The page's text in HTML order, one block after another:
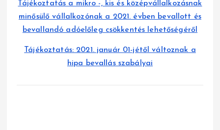
Tájékoztatás a mikro -, kis és középvállalkozásnak
minősülő vállalkozónak a 2021. évben bevallott és
bevallandó adóelőleg csökkentés lehetőségéről
Tájékoztatás: 2021. január 01-jétől változnak a
hipa bevallás szabályai